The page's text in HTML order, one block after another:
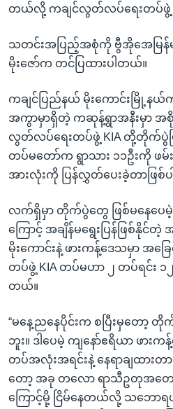
တယ်လို့ ကချင်လွတ်လပ်ရေးတပ်ဖွဲ့
သတင်းအပြည့်အစုံကို ဗွီအိုအေမြန်
မိုးဇော်က တင်ပြထားပါတယ်။
ကချင်ပြည်နယ် မိုးကောင်းမြို့နယ်က
အကွာမှာရှိတဲ့ ကဆုန့်ရွာအနီးမှာ အ
လွတ်လပ်ရေးတပ်ဖွဲ့ KIA တို့တိုက်ပွဲဖ
တပ်မတော်က ရွာသား ၁၁ဦးကို ဖမ်
အားလုံးကို ပြန်လွှတ်ပေးခဲ့တာဖြစ်
လက်ရှိမှာ တိုက်ပွဲတွေ ဖြစ်မနေပေမဲ့
ကြောင့် အချိန်မရွေးပြန်ဖြစ်နို
မိုးကောင်းနဲ့ ဖားကန့်ဒေသမှာ အ
တပ်ဖွဲ့ KIA တပ်မဟာ ၂ တပ်ရင်း ၁၂
တယ်။
“မနေ့ညနေပိုင်းက စပြီးမှတော့
ဘူး။ ဒါပေမဲ့ ကျနော်ဧရိယာ ဖာ
တပ်အလုံးအရင်းနဲ့ နေရာချထားတ
တော့ အခု တလော ရာသီဥတုအတ
ကြောင့်မို့ ငြိမ်နေတယ်လို့ သဘော